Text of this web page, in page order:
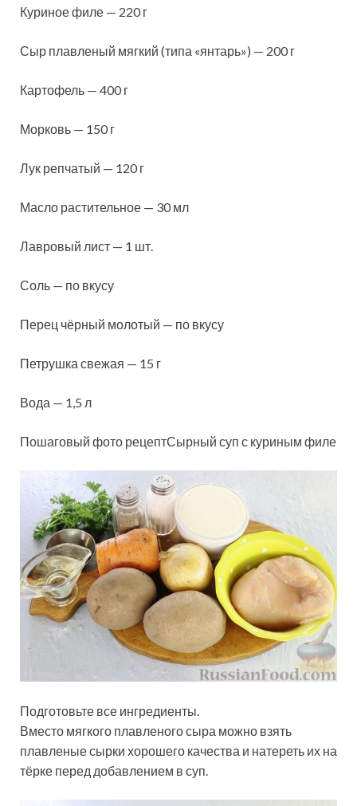
Куриное филе — 220 г
Сыр плавленый мягкий (типа «янтарь») — 200 г
Картофель — 400 г
Морковь — 150 г
Лук репчатый — 120 г
Масло растительное — 30 мл
Лавровый лист — 1 шт.
Соль — по вкусу
Перец чёрный молотый — по вкусу
Петрушка свежая — 15 г
Вода — 1,5 л
Пошаговый фото рецептСырный суп с куриным филе
Подготовьте все ингредиенты.
Вместо мягкого плавленого сыра можно взять
плавленые сырки хорошего качества и натереть их на
тёрке перед добавлением в суп.